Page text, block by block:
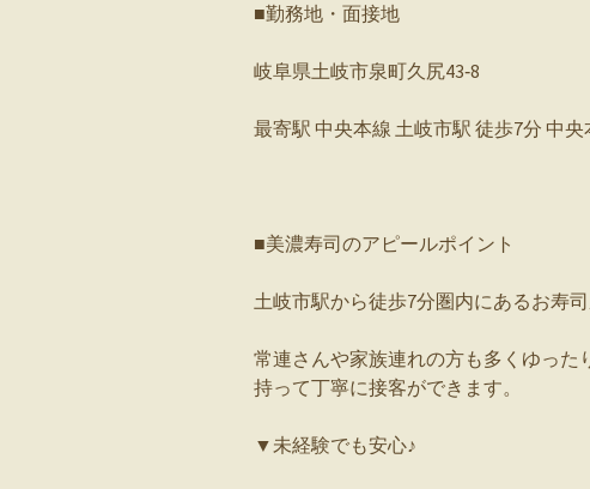
■勤務地・面接地
岐阜県土岐市泉町久尻43‐8
最寄駅 中央本線 土岐市駅 徒歩7分 中
■美濃寿司のアピールポイント
土岐市駅から徒歩7分圏内にあるお寿司
常連さんや家族連れの方も多くゆった
持って丁寧に接客ができます。
▼未経験でも安心♪